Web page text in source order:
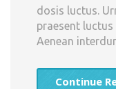
dosis luctus.
praesent
Aenean
Continue